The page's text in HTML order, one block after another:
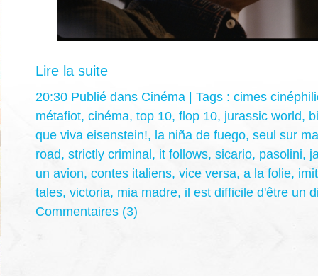
Lire la suite
20:30 Publié dans Cinéma | Tags : cimes
métafiot, cinéma, top 10, flop 10, jurassic world,
que viva eisenstein!, la niña de fuego, seul sur
road, strictly criminal, it follows, sicario, pasolini,
un avion, contes italiens, vice versa, a la folie,
tales, victoria, mia madre, il est difficile d'être un
Commentaires (3)